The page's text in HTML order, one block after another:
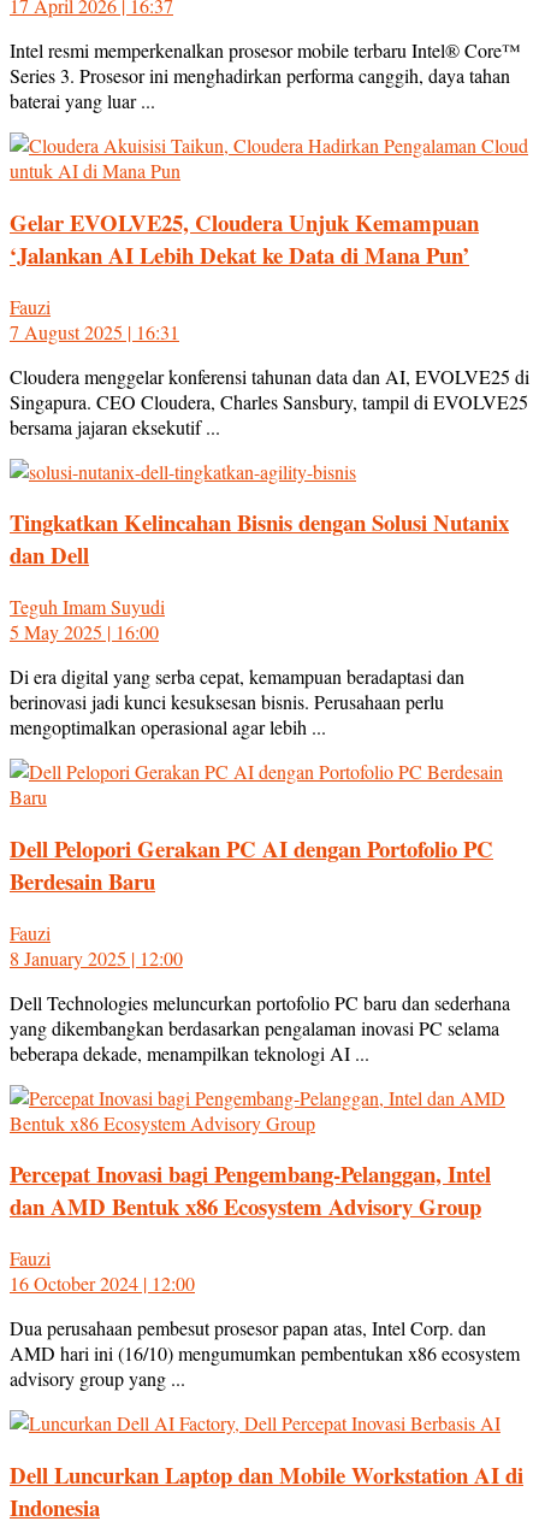
17 April 2026 | 16:37
Intel resmi memperkenalkan prosesor mobile terbaru Intel® Core™
Series 3. Prosesor ini menghadirkan performa canggih, daya tahan
baterai yang luar ...
Gelar EVOLVE25, Cloudera Unjuk Kemampuan
‘Jalankan AI Lebih Dekat ke Data di Mana Pun’
Fauzi
7 August 2025 | 16:31
Cloudera menggelar konferensi tahunan data dan AI, EVOLVE25 di
Singapura. CEO Cloudera, Charles Sansbury, tampil di EVOLVE25
bersama jajaran eksekutif ...
Tingkatkan Kelincahan Bisnis dengan Solusi Nutanix
dan Dell
Teguh Imam Suyudi
5 May 2025 | 16:00
Di era digital yang serba cepat, kemampuan beradaptasi dan
berinovasi jadi kunci kesuksesan bisnis. Perusahaan perlu
mengoptimalkan operasional agar lebih ...
Dell Pelopori Gerakan PC AI dengan Portofolio PC
Berdesain Baru
Fauzi
8 January 2025 | 12:00
Dell Technologies meluncurkan portofolio PC baru dan sederhana
yang dikembangkan berdasarkan pengalaman inovasi PC selama
beberapa dekade, menampilkan teknologi AI ...
Percepat Inovasi bagi Pengembang-Pelanggan, Intel
dan AMD Bentuk x86 Ecosystem Advisory Group
Fauzi
16 October 2024 | 12:00
Dua perusahaan pembesut prosesor papan atas, Intel Corp. dan
AMD hari ini (16/10) mengumumkan pembentukan x86 ecosystem
advisory group yang ...
Dell Luncurkan Laptop dan Mobile Workstation AI di
Indonesia